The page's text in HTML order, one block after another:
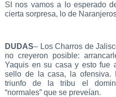
SI nos vamos a lo esperado
cierta sorpresa, lo de
DUDAS– Los Charros de
no creyeron posible:
Yaquis en su casa y esto fue
sello de la casa, la ofensiva.
triunfo de la tribu el
“normales” que se preveían.